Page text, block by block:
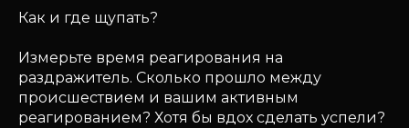
Как и где щупать?
Измерьте время реагирования на
раздражитель. Сколько прошло между
происшествием и вашим активным
реагированием? Хотя бы вдох сделать успели?